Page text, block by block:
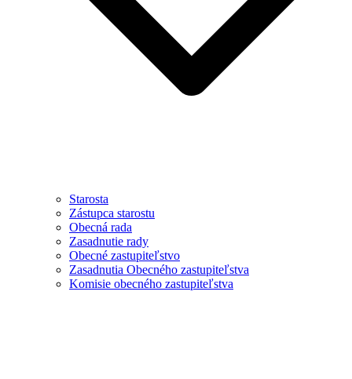
Starosta
Zástupca starostu
Obecná rada
Zasadnutie rady
Obecné zastupiteľstvo
Zasadnutia Obecného zastupiteľstva
Komisie obecného zastupiteľstva